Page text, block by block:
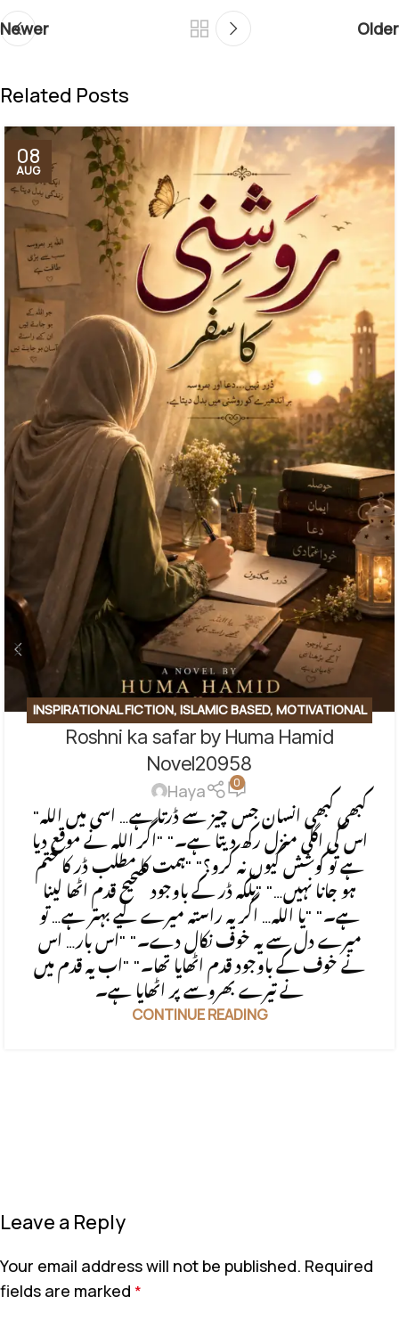
Newer Older
Related Posts
08
AUG
INSPIRATIONAL FICTION, ISLAMIC BASED, MOTIVATIONAL
SOCIAL ENGINEERING, SPIRITUAL,SPIRITUAL/FAITH-
BASED
Roshni ka safar by Huma Hamid
Novel20958
Haya 0
"کبھی کبھی انسان جس چیز سے ڈرتا ہے… اسی میں اللہ
اس کی اگلی منزل رکھ دیتا ہے۔" "اگر اللہ نے موقع دیا
ہے تو کوشش کیوں نہ کرو؟" "ہمت کا مطلب ڈر کا ختم
ہو جانا نہیں…" "بلکہ ڈر کے باوجود صحیح قدم اٹھا لینا
ہے۔" "یا اللہ… اگر یہ راستہ میرے لیے بہتر ہے… تو
میرے دل سے یہ خوف نکال دے۔" "اس بار… اس
نے خوف کے باوجود قدم اٹھایا تھا۔" "اب یہ قدم میں
نے تیرے بھروسے پر اٹھایا ہے۔
CONTINUE READING
Leave a Reply
Your email address will not be published. Required
fields are marked *